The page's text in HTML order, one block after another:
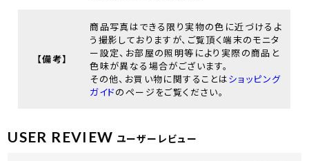
【備考】
商品写真はできる限り実物の色に近づけるよ
う撮影しておりますが、ご覧頂く端末のモニタ
ー設定、お部屋の照明等により実際の商品と
色味が異なる場合がございます。
その他、お買い物に関することはショッピング
ガイドのページをご覧ください。
USER REVIEW ユーザーレビュー